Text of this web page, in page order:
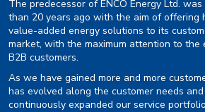
The predecessor of ENCO Energy Ltd.
than 20 years ago with the aim of offering
value-added energy solutions to its
market, with the maximum attention to the
B2B customers.
As we have gained more and more
has evolved along the customer needs
continuously expanded our service